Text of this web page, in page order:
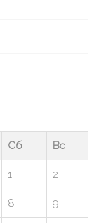
Сб Вс
1 2
8 9